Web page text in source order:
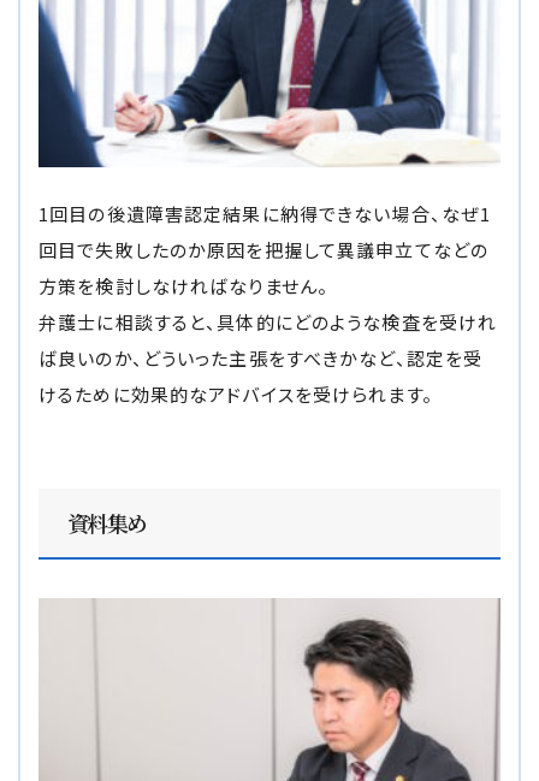
1回目の後遺障害認定結果に納得できない場合、なぜ1
回目で失敗したのか原因を把握して異議申立てなどの
方策を検討しなければなりません。
弁護士に相談すると、具体的にどのような検査を受けれ
ば良いのか、どういった主張をすべきかなど、認定を受
けるために効果的なアドバイスを受けられます。
資料集め